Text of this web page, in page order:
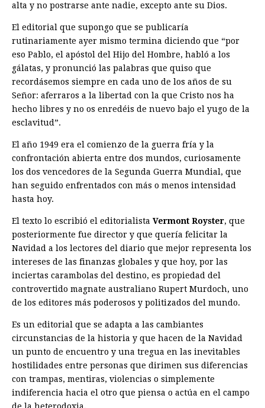
alta y no postrarse ante nadie, excepto ante su Dios.
El editorial que supongo que se publicaría
rutinariamente ayer mismo termina diciendo que “por
eso Pablo, el apóstol del Hijo del Hombre, habló a los
gálatas, y pronunció las palabras que quiso que
recordásemos siempre en cada uno de los años de su
Señor: aferraros a la libertad con la que Cristo nos ha
hecho libres y no os enredéis de nuevo bajo el yugo de la
esclavitud”.
El año 1949 era el comienzo de la guerra fría y la
confrontación abierta entre dos mundos, curiosamente
los dos vencedores de la Segunda Guerra Mundial, que
han seguido enfrentados con más o menos intensidad
hasta hoy.
El texto lo escribió el editorialista Vermont Royster, que
posteriormente fue director y que quería felicitar la
Navidad a los lectores del diario que mejor representa los
intereses de las finanzas globales y que hoy, por las
inciertas carambolas del destino, es propiedad del
controvertido magnate australiano Rupert Murdoch, uno
de los editores más poderosos y politizados del mundo.
Es un editorial que se adapta a las cambiantes
circunstancias de la historia y que hacen de la Navidad
un punto de encuentro y una tregua en las inevitables
hostilidades entre personas que dirimen sus diferencias
con trampas, mentiras, violencias o simplemente
indiferencia hacia el otro que piensa o actúa en el campo